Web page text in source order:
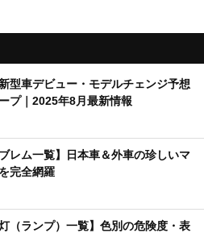
新型車デビュー・モデルチェンジ予想
プ｜2025年8月最新情報
ブレム一覧】日本車＆外車の珍しいマ
完全網羅
灯（ランプ）一覧】色別の危険度・表